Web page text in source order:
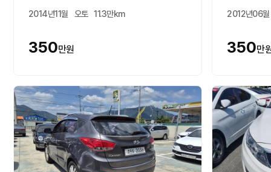
2014년11월 오토 11.3만km
350만원
2012년06월
350만